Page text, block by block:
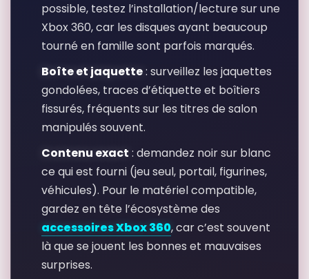
possible, testez l’installation/lecture sur une
Xbox 360, car les disques ayant beaucoup
tourné en famille sont parfois marqués.
Boîte et jaquette: surveillez les jaquettes
gondolées, traces d’étiquette et boîtiers
fissurés, fréquents sur les titres de salon
manipulés souvent.
Contenu exact : demandez noir sur blanc
ce qui est fourni (jeu seul, portail, figurines,
véhicules). Pour le matériel compatible,
gardez en tête l’écosystème des
accessoires Xbox 360, car c’est souvent
là que se jouent les bonnes et mauvaises
surprises.